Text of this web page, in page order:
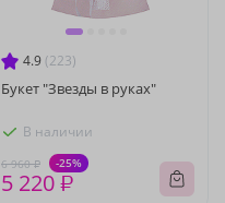
4.9 (223)
Букет "Звезды в руках"
В наличии
6 960 ₽ -25%
5 220 ₽